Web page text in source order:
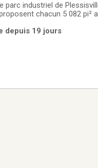
parc industriel de
chacun 5 082 pi²
depuis 19 jours